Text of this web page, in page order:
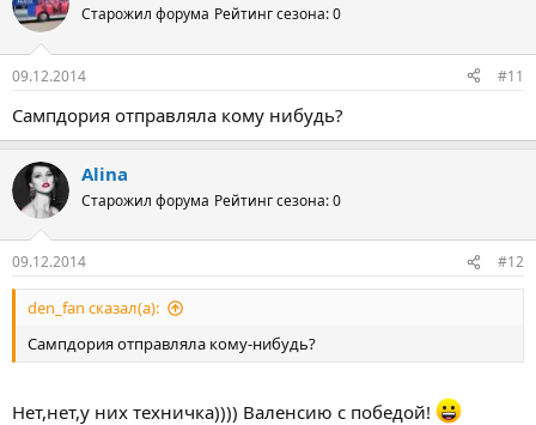
Старожил форума Рейтинг сезона: 0
09.12.2014 #11
Сампдория отправляла кому нибудь?
Alina
Старожил форума Рейтинг сезона: 0
09.12.2014 #12
den_fan сказал(а):
Сампдория отправляла кому-нибудь?
Нет,нет,у них техничка)))) Валенсию с победой!